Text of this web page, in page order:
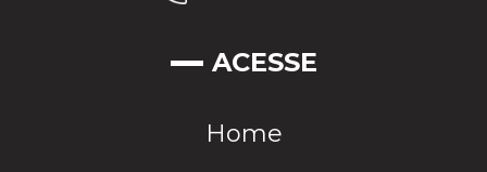
ACESSE
Home